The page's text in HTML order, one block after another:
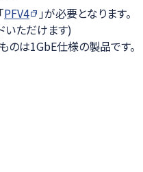
PFV4 」が必要となります。
いただけます)
のは1GbE仕様の製品です。